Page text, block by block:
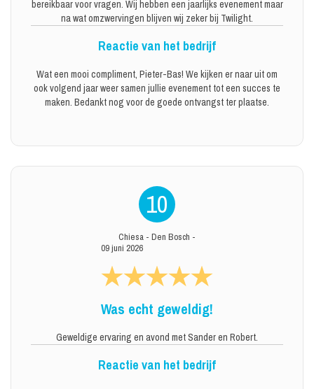
bereikbaar voor vragen. Wij hebben een jaarlijks evenement maar
na wat omzwervingen blijven wij zeker bij Twilight.
Reactie van het bedrijf
Wat een mooi compliment, Pieter-Bas! We kijken er naar uit om
ook volgend jaar weer samen jullie evenement tot een succes te
maken. Bedankt nog voor de goede ontvangst ter plaatse.
10
Chiesa - Den Bosch -
09 juni 2026
Was echt geweldig!
Geweldige ervaring en avond met Sander en Robert.
Reactie van het bedrijf